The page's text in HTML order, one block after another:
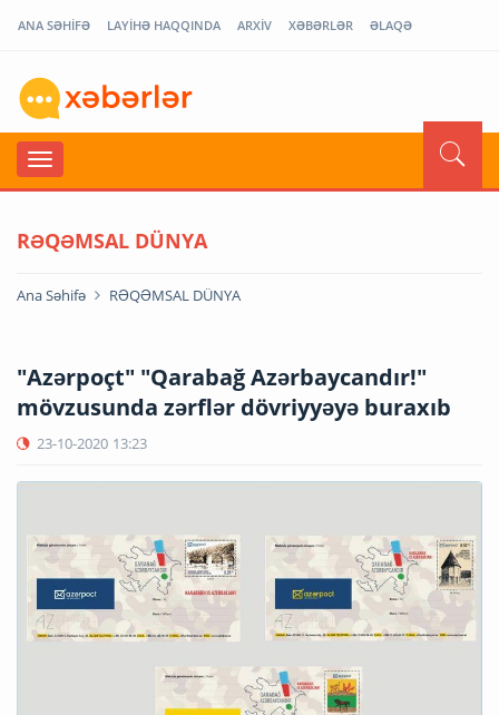
ANA SƏHİFƏ LAYİHƏ HAQQINDA ARXİV XƏBƏRLƏR ƏLAQƏ
RƏQƏMSAL DÜNYA
Ana Səhifə RƏQƏMSAL DÜNYA
"Azərpoçt" "Qarabağ Azərbaycandır!"
mövzusunda zərflər dövriyyəyə buraxıb
23-10-2020 13:23